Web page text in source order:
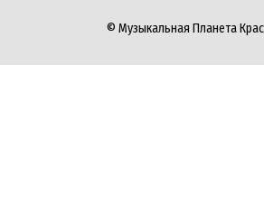
© Музыкальная Планета